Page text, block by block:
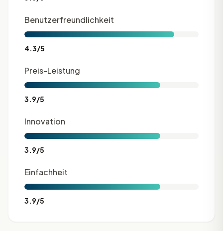
Benutzerfreundlichkeit
4.3/5
Preis-Leistung
3.9/5
Innovation
3.9/5
Einfachheit
3.9/5